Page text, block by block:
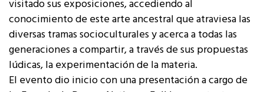
visitado sus exposiciones, accediendo al
conocimiento de este arte ancestral que atraviesa las
diversas tramas socioculturales y acerca a todas las
generaciones a compartir, a través de sus propuestas
lúdicas, la experimentación de la materia.
El evento dio inicio con una presentación a cargo de